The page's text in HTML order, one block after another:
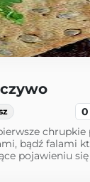
0
chrupkie
bądź falami
pojawieniu